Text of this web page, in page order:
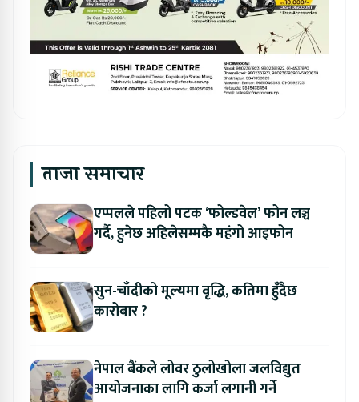
ताजा समाचार
एप्पलले पहिलो पटक ‘फोल्डवेल’ फोन लञ्च
गर्दै, हुनेछ अहिलेसम्मकै महंगो आइफोन
सुन-चाँदीको मूल्यमा वृद्धि, कतिमा हुँदैछ
कारोबार ?
नेपाल बैंकले लोवर ठुलोखोला जलविद्युत
आयोजनाका लागि कर्जा लगानी गर्ने